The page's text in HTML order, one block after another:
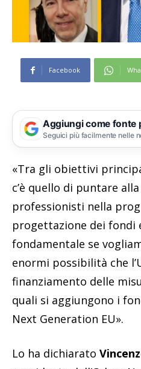
Facebook
Aggiungi come fonte
Seguici più facilmente nelle
«Tra gli obiettivi
c’è quello di puntare
professionisti nella
progettazione dei fondi
fondamentale se
enormi possibilità che
finanziamento delle
quali si aggiungono i
Next Generation EU».
Lo ha dichiarato